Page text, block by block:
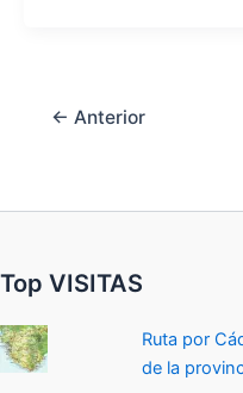
← Anterior
Top VISITAS
Ruta por
de la